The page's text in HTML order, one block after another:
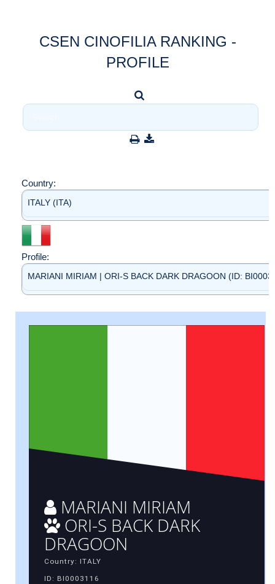
CSEN CINOFILIA RANKING -
PROFILE
Country:
ITALY (ITA)
Profile:
MARIANI MIRIAM | ORI-S BACK DARK DRAGOON (ID:
MARIANI MIRIAM
ORI-S BACK DARK
DRAGOON
Country: ITALY
ID: BI0003116